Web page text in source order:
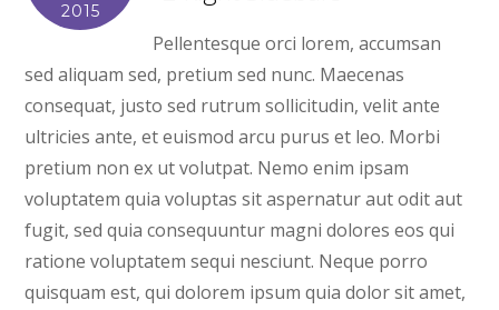
2015
Pellentesque orci lorem, accumsan
sed aliquam sed, pretium sed nunc. Maecenas
consequat, justo sed rutrum sollicitudin, velit ante
ultricies ante, et euismod arcu purus et leo. Morbi
pretium non ex ut volutpat. Nemo enim ipsam
voluptatem quia voluptas sit aspernatur aut odit aut
fugit, sed quia consequuntur magni dolores eos qui
ratione voluptatem sequi nesciunt. Neque porro
quisquam est, qui dolorem ipsum quia dolor sit amet,